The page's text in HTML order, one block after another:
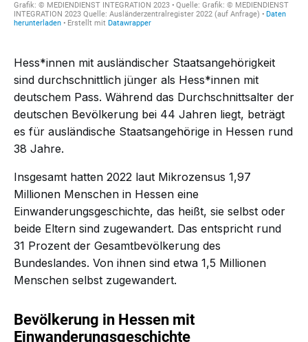
Hess*innen mit ausländischer Staatsangehörigkeit
sind durchschnittlich jünger als Hess*innen mit
deutschem Pass. Während das Durchschnittsalter der
deutschen Bevölkerung bei 44 Jahren liegt, beträgt
es für ausländische Staatsangehörige in Hessen rund
38 Jahre.
Insgesamt hatten 2022 laut Mikrozensus 1,97
Millionen Menschen in Hessen eine
Einwanderungsgeschichte, das heißt, sie selbst oder
beide Eltern sind zugewandert. Das entspricht rund
31 Prozent der Gesamtbevölkerung des
Bundeslandes. Von ihnen sind etwa 1,5 Millionen
Menschen selbst zugewandert.